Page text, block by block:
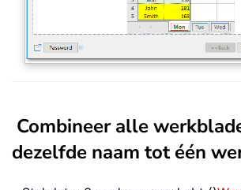
Combineer alle
dezelfde naam tot één